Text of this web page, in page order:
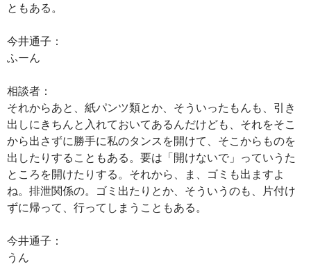
ともある。
今井通子：
ふーん
相談者：
それからあと、紙パンツ類とか、そういったもんも、引き
出しにきちんと入れておいてあるんだけども、それをそこ
から出さずに勝手に私のタンスを開けて、そこからものを
出したりすることもある。要は「開けないで」っていうた
ところを開けたりする。それから、ま、ゴミも出ますよ
ね。排泄関係の。ゴミ出たりとか、そういうのも、片付け
ずに帰って、行ってしまうこともある。
今井通子：
うん